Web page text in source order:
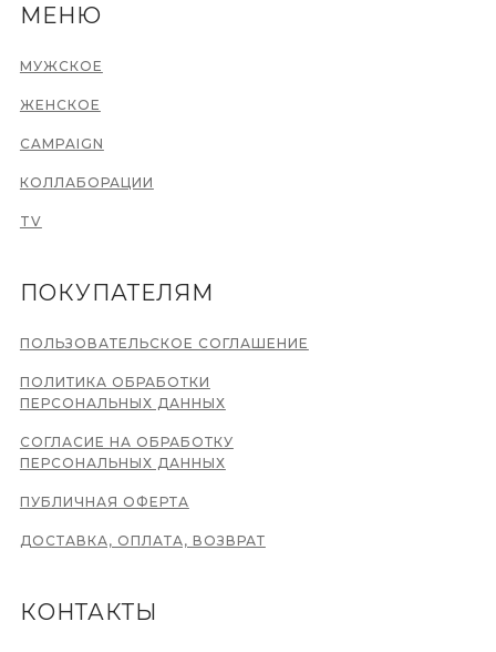
МУЖСКОЕ
ЖЕНСКОЕ
CAMPAIGN
КОЛЛАБОРАЦИИ
ПУБЛИЧНАЯ ОФЕРТА
СОГЛАСИЕ НА ОБРАБОТКУ
ПЕРСОНАЛЬНЫХ ДАННЫХ
ПОЛИТИКА ОБРАБОТКИ
ПЕРСОНАЛЬНЫХ ДАННЫХ
ПОЛЬЗОВАТЕЛЬСКОЕ СОГЛАШЕНИЕ
ДОСТАВКА, ОПЛАТА, ВОЗВРАТ
МЕНЮ
ПОКУПАТЕЛЯМ
КОНТАКТЫ
TV